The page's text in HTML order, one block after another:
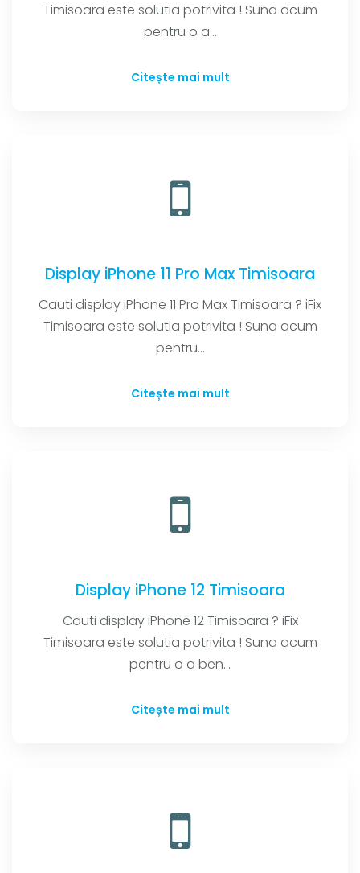
Timisoara este solutia potrivita ! Suna acum
pentru o a...
Citește mai mult
Display iPhone 11 Pro Max Timisoara
Cauti display iPhone 11 Pro Max Timisoara ? iFix
Timisoara este solutia potrivita ! Suna acum
pentru...
Citește mai mult
Display iPhone 12 Timisoara
Cauti display iPhone 12 Timisoara ? iFix
Timisoara este solutia potrivita ! Suna acum
pentru o a ben...
Citește mai mult